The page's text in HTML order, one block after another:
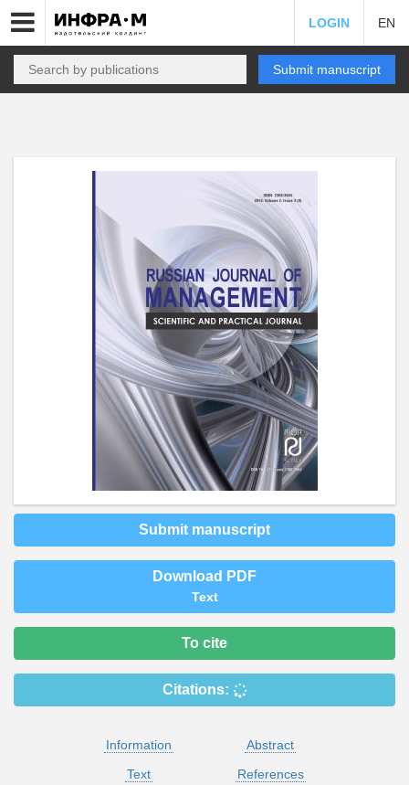
LOGIN EN
Submit manuscript
Submit manuscript
Download PDF
Text
To cite
Citations:
Information
Abstract
Text
References